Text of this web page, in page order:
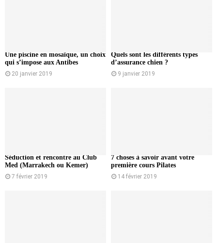
Une piscine en mosaïque, un choix
qui s’impose aux Antibes
20 janvier 2019
Quels sont les différents types
d’assurance chien ?
9 janvier 2019
Séduction et rencontre au Club
Med (Marrakech ou Kemer)
7 février 2019
7 choses à savoir avant votre
première cours Pilates
14 février 2019